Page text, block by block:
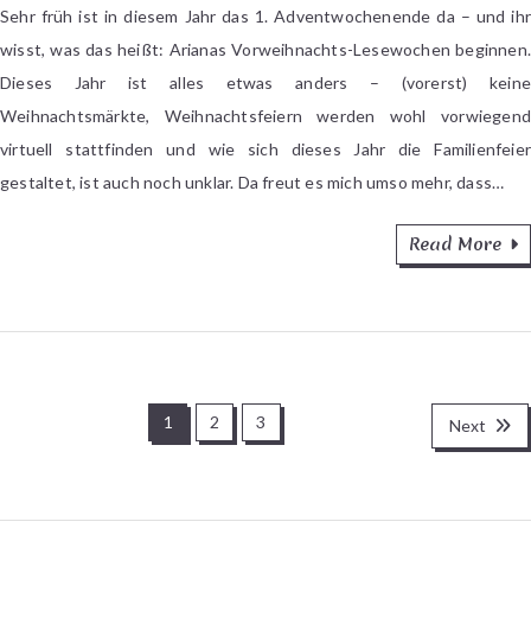
Wochenende
Sehr früh ist in diesem Jahr das 1. Adventwochenende da – und ihr
wisst, was das heißt: Arianas Vorweihnachts-Lesewochen beginnen.
Dieses Jahr ist alles etwas anders – (vorerst) keine
Weihnachtsmärkte, Weihnachtsfeiern werden wohl vorwiegend
virtuell stattfinden und wie sich dieses Jahr die Familienfeier
gestaltet, ist auch noch unklar. Da freut es mich umso mehr, dass…
Read More
Seitennummerierung
Beiträge
1 2 3 Next